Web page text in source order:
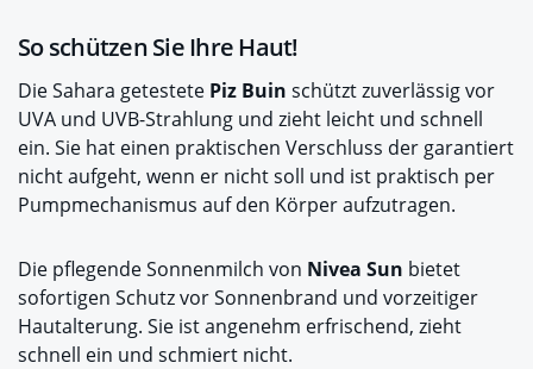
So schützen Sie Ihre Haut!
Die Sahara getestete Piz Buin schützt zuverlässig vor
UVA und UVB-Strahlung und zieht leicht und schnell
ein. Sie hat einen praktischen Verschluss der garantiert
nicht aufgeht, wenn er nicht soll und ist praktisch per
Pumpmechanismus auf den Körper aufzutragen.
Die pflegende Sonnenmilch von Nivea Sun bietet
sofortigen Schutz vor Sonnenbrand und vorzeitiger
Hautalterung. Sie ist angenehm erfrischend, zieht
schnell ein und schmiert nicht.